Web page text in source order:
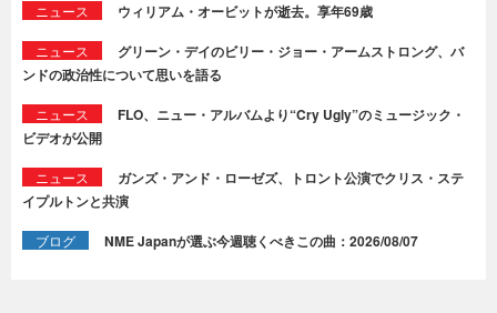
ニュース ウィリアム・オービットが逝去。享年69歳
ニュース
グリーン・デイのビリー・ジョー・アームストロング、バ
ンドの政治性について思いを語る
ニュース
FLO、ニュー・アルバムより“Cry Ugly”のミュージック・
ビデオが公開
ニュース
ガンズ・アンド・ローゼズ、トロント公演でクリス・ステ
イプルトンと共演
ブログ NME Japanが選ぶ今週聴くべきこの曲：2026/08/07